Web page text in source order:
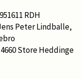
RDH
Peter Lindballe,
Store Heddinge